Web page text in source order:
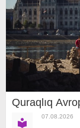
Quraqlıq
07.08.2026